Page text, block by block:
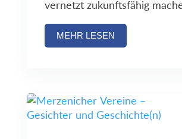
vernetzt zukunftsfähig
MEHR LESEN